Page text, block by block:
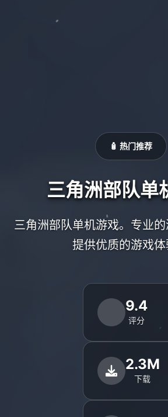
🧴 热门推荐
三角洲部队单
三角洲部队单机游戏。专业
提供优质的游戏体
9.4
评分
2.3M
下载